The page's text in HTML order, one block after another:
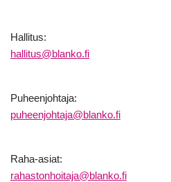
Hallitus:
hallitus@blanko.fi
Puheenjohtaja:
puheenjohtaja@blanko.fi
Raha-asiat:
rahastonhoitaja@blanko.fi